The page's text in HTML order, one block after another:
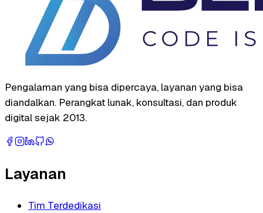
Pengalaman yang bisa dipercaya, layanan yang bisa
diandalkan. Perangkat lunak, konsultasi, dan produk
digital sejak 2013.
Layanan
Tim Terdedikasi